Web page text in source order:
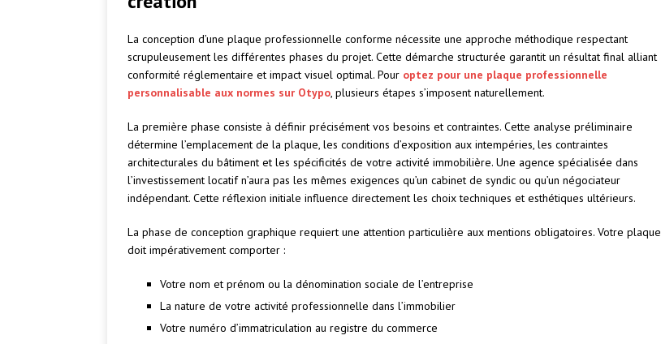
La conception d’une plaque professionnelle conforme nécessite une approche méthodique respectant
scrupuleusement les différentes phases du projet. Cette démarche structurée garantit un résultat final alliant
conformité réglementaire et impact visuel optimal. Pour optez pour une plaque professionnelle
personnalisable aux normes sur Otypo, plusieurs étapes s’imposent naturellement.
La première phase consiste à définir précisément vos besoins et contraintes. Cette analyse préliminaire
détermine l’emplacement de la plaque, les conditions d’exposition aux intempéries, les contraintes
architecturales du bâtiment et les spécificités de votre activité immobilière. Une agence spécialisée dans
l’investissement locatif n’aura pas les mêmes exigences qu’un cabinet de syndic ou qu’un négociateur
indépendant. Cette réflexion initiale influence directement les choix techniques et esthétiques ultérieurs.
La phase de conception graphique requiert une attention particulière aux mentions obligatoires. Votre plaque
doit impérativement comporter :
Votre nom et prénom ou la dénomination sociale de l’entreprise
La nature de votre activité professionnelle dans l’immobilier
Votre numéro d’immatriculation au registre du commerce